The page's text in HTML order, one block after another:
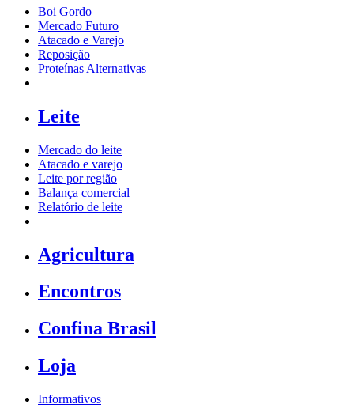
Boi Gordo
Mercado Futuro
Atacado e Varejo
Reposição
Proteínas Alternativas
Leite
Mercado do leite
Atacado e varejo
Leite por região
Balança comercial
Relatório de leite
Agricultura
Encontros
Confina Brasil
Loja
Informativos